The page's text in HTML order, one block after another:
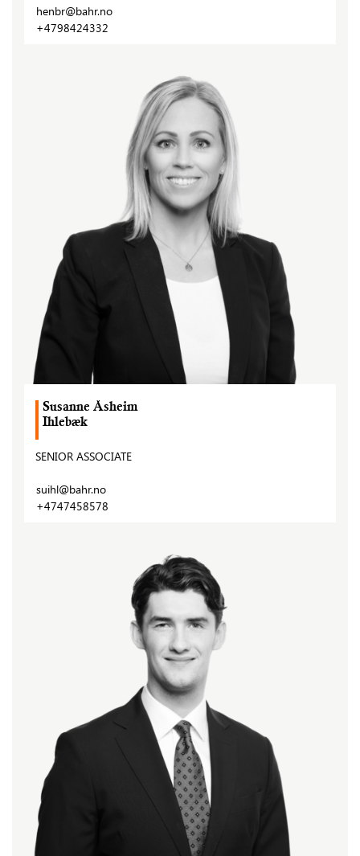
henbr@bahr.no
+4798424332
Susanne Åsheim
Ihlebæk
SENIOR ASSOCIATE
suihl@bahr.no
+4747458578